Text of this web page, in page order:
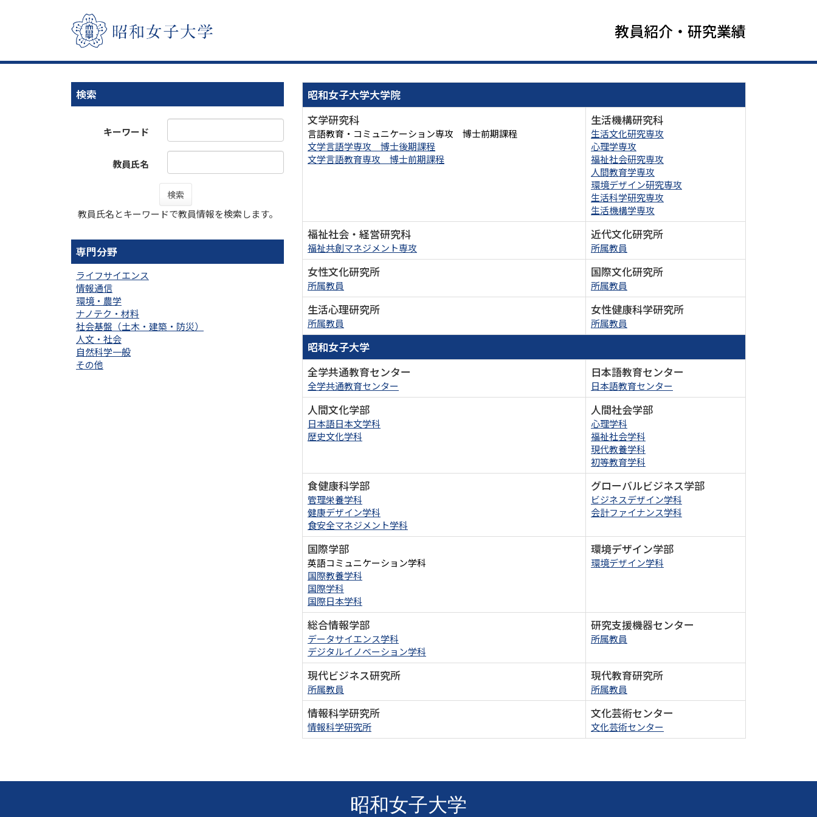
教員紹介・研究業績
検索
キーワード
教員氏名
検索
教員氏名とキーワードで教員情報を検索します。
専門分野
ライフサイエンス
情報通信
環境・農学
ナノテク・材料
社会基盤（土木・建築・防災）
人文・社会
自然科学一般
その他
昭和女子大学大学院
文学研究科
言語教育・コミュニケーション専攻 博士前期課程
文学言語学専攻 博士後期課程
文学言語教育専攻 博士前期課程
生活機構研究科
生活文化研究専攻
心理学専攻
福祉社会研究専攻
人間教育学専攻
環境デザイン研究専攻
生活科学研究専攻
生活機構学専攻
福祉社会・経営研究科
福祉共創マネジメント専攻
近代文化研究所
所属教員
女性文化研究所
所属教員
国際文化研究所
所属教員
生活心理研究所
所属教員
女性健康科学研究所
所属教員
昭和女子大学
全学共通教育センター
全学共通教育センター
日本語教育センター
日本語教育センター
人間文化学部
日本語日本文学科
歴史文化学科
人間社会学部
心理学科
福祉社会学科
現代教養学科
初等教育学科
食健康科学部
管理栄養学科
健康デザイン学科
食安全マネジメント学科
グローバルビジネス学部
ビジネスデザイン学科
会計ファイナンス学科
国際学部
英語コミュニケーション学科
国際教養学科
国際学科
国際日本学科
環境デザイン学部
環境デザイン学科
総合情報学部
データサイエンス学科
デジタルイノベーション学科
研究支援機器センター
所属教員
現代ビジネス研究所
所属教員
現代教育研究所
所属教員
情報科学研究所
情報科学研究所
文化芸術センター
文化芸術センター
昭和女子大学